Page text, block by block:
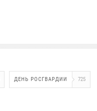
ДЕНЬ РОСГВАРДИИ 725